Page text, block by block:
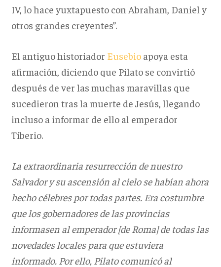
IV, lo hace yuxtapuesto con Abraham, Daniel y
otros grandes creyentes”.
El antiguo historiador Eusebioapoya esta
afirmación, diciendo que Pilato se convirtió
después de ver las muchas maravillas que
sucedieron tras la muerte de Jesús, llegando
incluso a informar de ello al emperador
Tiberio.
La extraordinaria resurrección de nuestro
Salvador y su ascensión al cielo se habían ahora
hecho célebres por todas partes. Era costumbre
que los gobernadores de las provincias
informasen al emperador [de Roma] de todas las
novedades locales para que estuviera
informado. Por ello, Pilato comunicó al